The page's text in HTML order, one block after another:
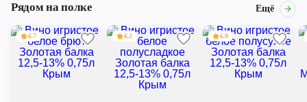
Рядом на полке Ещё
4.7 4.2 4.8